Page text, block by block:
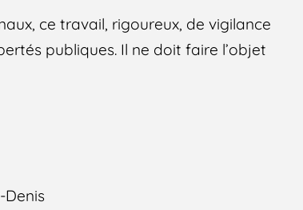
ce travail, rigoureux, de vigilance
publiques. Il ne doit faire l’objet
Denis